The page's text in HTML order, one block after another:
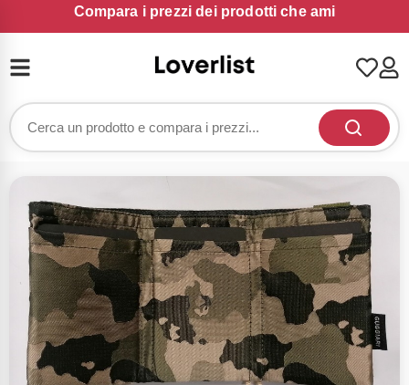
Compara i prezzi dei prodotti che ami